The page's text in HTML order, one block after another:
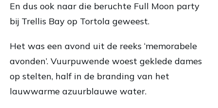
En dus ook naar die beruchte Full Moon party
bij Trellis Bay op Tortola geweest.
Het was een avond uit de reeks ‘memorabele
avonden’. Vuurpuwende woest geklede dames
op stelten, half in de branding van het
lauwwarme azuurblauwe water.